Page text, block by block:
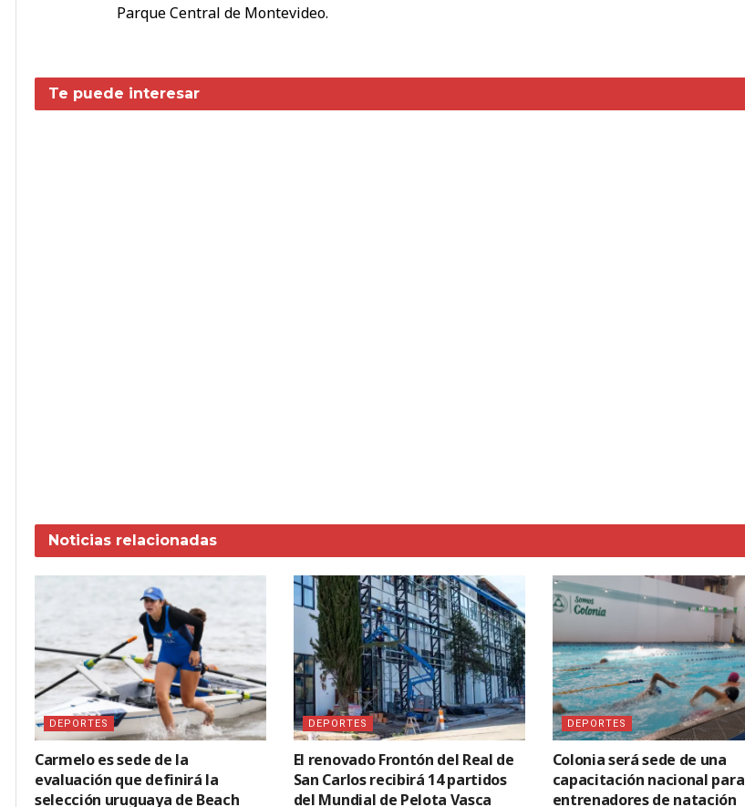
Parque Central de Montevideo.
Te puede interesar
Noticias relacionadas
DEPORTES
Carmelo es sede de la
evaluación que definirá la
selección uruguaya de Beach
DEPORTES
El renovado Frontón del Real de
San Carlos recibirá 14 partidos
del Mundial de Pelota Vasca
DEPORTES
Colonia será sede de una
capacitación nacional para
entrenadores de natación